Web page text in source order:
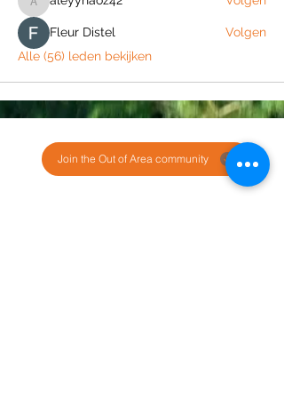
aleyynaoz42
Fleur Distel
Volgen
Alle (56) leden bekijken
Join the Out of Area community